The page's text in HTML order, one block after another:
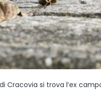
Cracovia si trova l’ex